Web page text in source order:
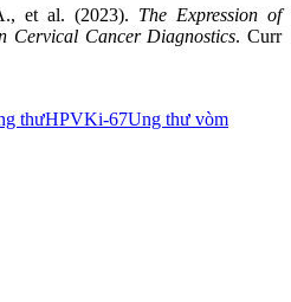
et al. (2023). The Expression of
Cervical Cancer Diagnostics. Curr
thưHPVKi-67Ung thư vòm